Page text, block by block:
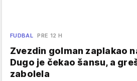
FUDBAL PRE 12 H
Zvezdin golman zaplakao
Dugo je čekao šansu, a
zabolela